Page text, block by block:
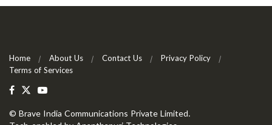
Home About Us Contact Us
Privacy Policy
Terms of Services
© Brave India Communications Private Limited.